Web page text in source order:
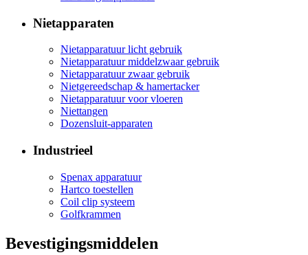
Nietapparaten
Nietapparatuur licht gebruik
Nietapparatuur middelzwaar gebruik
Nietapparatuur zwaar gebruik
Nietgereedschap & hamertacker
Nietapparatuur voor vloeren
Niettangen
Dozensluit-apparaten
Industrieel
Spenax apparatuur
Hartco toestellen
Coil clip systeem
Golfkrammen
Bevestigingsmiddelen